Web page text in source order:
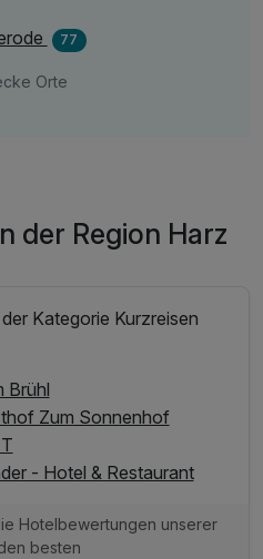
77
Orte
der Region Harz
Kategorie Kurzreisen
Brühl
Zum Sonnenhof
- Hotel & Restaurant
Hotelbewertungen unserer
besten